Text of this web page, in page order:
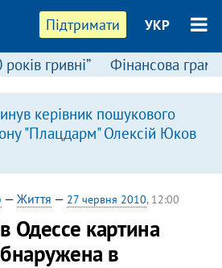
Підтримати УКР
років гривні” Фінансова
керівник пошукового
"Плацдарм" Олексій Юков
— Життя — 27 червня 2010, 12:00
Одессе картина
в